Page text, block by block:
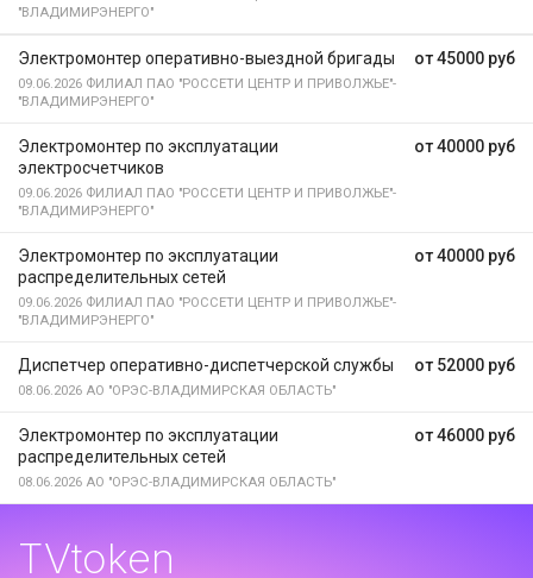
"ВЛАДИМИРЭНЕРГО"
от 45000 руб
Электромонтер оперативно-выездной бригады
09.06.2026 ФИЛИАЛ ПАО "РОССЕТИ ЦЕНТР И ПРИВОЛЖЬЕ"-
"ВЛАДИМИРЭНЕРГО"
от 40000 руб
Электромонтер по эксплуатации
электросчетчиков
09.06.2026 ФИЛИАЛ ПАО "РОССЕТИ ЦЕНТР И ПРИВОЛЖЬЕ"-
"ВЛАДИМИРЭНЕРГО"
от 40000 руб
Электромонтер по эксплуатации
распределительных сетей
09.06.2026 ФИЛИАЛ ПАО "РОССЕТИ ЦЕНТР И ПРИВОЛЖЬЕ"-
"ВЛАДИМИРЭНЕРГО"
от 52000 руб
Диспетчер оперативно-диспетчерской службы
08.06.2026 АО "ОРЭС-ВЛАДИМИРСКАЯ ОБЛАСТЬ"
от 46000 руб
Электромонтер по эксплуатации
распределительных сетей
08.06.2026 АО "ОРЭС-ВЛАДИМИРСКАЯ ОБЛАСТЬ"
TVtoken